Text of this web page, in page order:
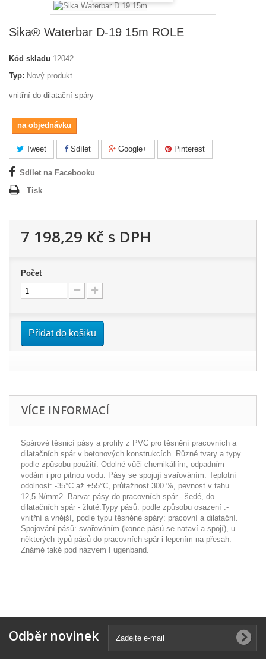
Sika® Waterbar D-19 15m ROLE
Kód skladu 12042
Typ: Nový produkt
vnitřní do dilatační spáry
na objednávku
Tweet Sdílet Google+ Pinterest
Sdílet na Facebooku
Tisk
7 198,29 Kč s DPH
Počet
Přidat do košíku
VÍCE INFORMACÍ
Spárové těsnicí pásy a profily z PVC pro těsnění pracovních a
dilatačních spár v betonových konstrukcích. Různé tvary a typy
podle způsobu použití. Odolné vůči chemikáliím, odpadním
vodám i pro pitnou vodu. Pásy se spojují svařováním. Teplotní
odolnost: -35°C až +55°C, průtažnost 300 %, pevnost v tahu
12,5 N/mm2. Barva: pásy do pracovních spár - šedé, do
dilatačních spár - žluté.Typy pásů: podle způsobu osazení :-
vnitřní a vnější, podle typu těsněné spáry: pracovní a dilatační.
Spojování pásů: svařováním (konce pásů se nataví a spojí), u
některých typů pásů do pracovních spár i lepením na přesah.
Známé také pod názvem Fugenband.
Odběr novinek